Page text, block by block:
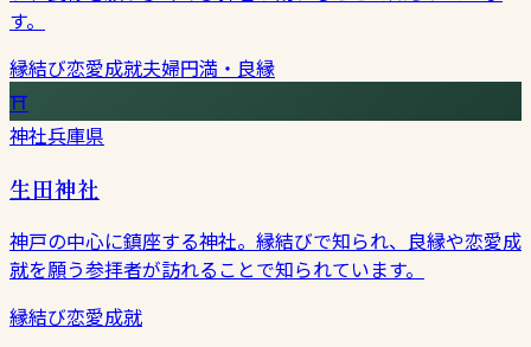
す。
縁結び恋愛成就夫婦円満・良縁
⛩
神社兵庫県
生田神社
神戸の中心に鎮座する神社。縁結びで知られ、良縁や恋愛成
就を願う参拝者が訪れることで知られています。
縁結び恋愛成就